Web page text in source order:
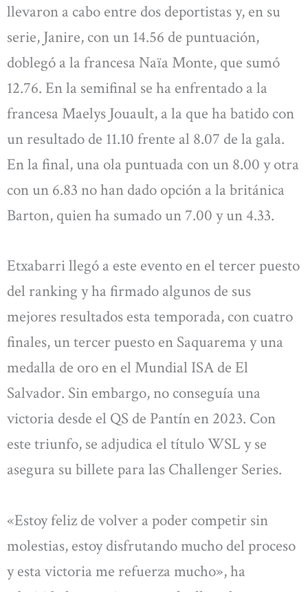
llevaron a cabo entre dos deportistas y, en su
serie, Janire, con un 14.56 de puntuación,
doblegó a la francesa Naïa Monte, que sumó
12.76. En la semifinal se ha enfrentado a la
francesa Maelys Jouault, a la que ha batido con
un resultado de 11.10 frente al 8.07 de la gala.
En la final, una ola puntuada con un 8.00 y otra
con un 6.83 no han dado opción a la británica
Barton, quien ha sumado un 7.00 y un 4.33.
Etxabarri llegó a este evento en el tercer puesto
del ranking y ha firmado algunos de sus
mejores resultados esta temporada, con cuatro
finales, un tercer puesto en Saquarema y una
medalla de oro en el Mundial ISA de El
Salvador. Sin embargo, no conseguía una
victoria desde el QS de Pantín en 2023. Con
este triunfo, se adjudica el título WSL y se
asegura su billete para las Challenger Series.
«Estoy feliz de volver a poder competir sin
molestias, estoy disfrutando mucho del proceso
y esta victoria me refuerza mucho», ha